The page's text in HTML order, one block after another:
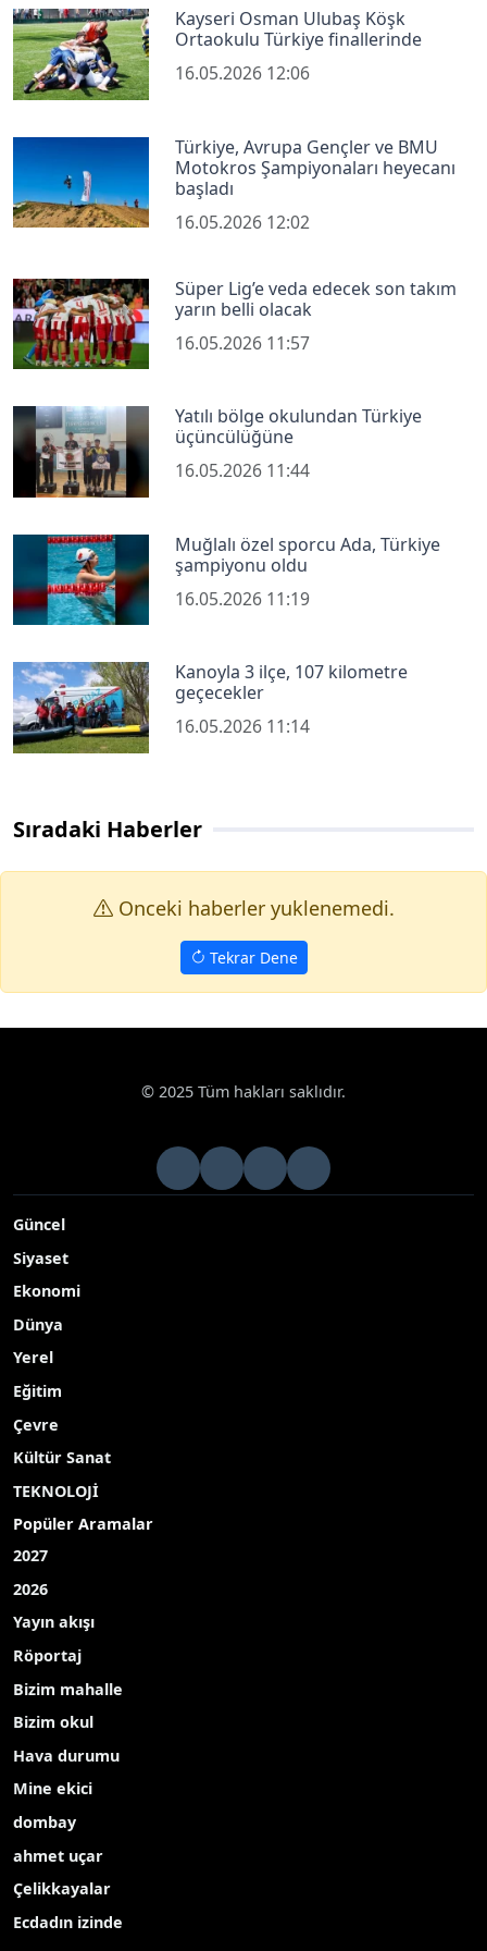
Kayseri Osman Ulubaş Köşk
Ortaokulu Türkiye finallerinde
16.05.2026 12:06
Türkiye, Avrupa Gençler ve BMU
Motokros Şampiyonaları heyecanı
başladı
16.05.2026 12:02
Süper Lig’e veda edecek son takım
yarın belli olacak
16.05.2026 11:57
Yatılı bölge okulundan Türkiye
üçüncülüğüne
16.05.2026 11:44
Muğlalı özel sporcu Ada, Türkiye
şampiyonu oldu
16.05.2026 11:19
Kanoyla 3 ilçe, 107 kilometre
geçecekler
16.05.2026 11:14
Sıradaki Haberler
Onceki haberler yuklenemedi.
Tekrar Dene
© 2025 Tüm hakları saklıdır.
Güncel
Siyaset
Ekonomi
Dünya
Yerel
Eğitim
Çevre
Kültür Sanat
TEKNOLOJİ
Popüler Aramalar
2027
2026
Yayın akışı
Röportaj
Bizim mahalle
Bizim okul
Hava durumu
Mine ekici
dombay
ahmet uçar
Çelikkayalar
Ecdadın izinde